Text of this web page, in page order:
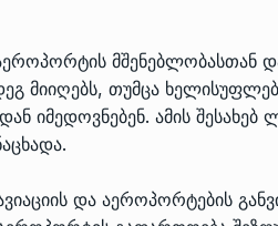
მშენებლობასთან
მიიღებს, თუმცა
იმედოვნებენ. ამის შესახებ
და აეროპორტების
ფალიაშვილის
და
15